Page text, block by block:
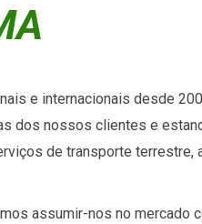
e internacionais desde
dos nossos clientes e
de transporte terrestre,
assumir-nos no mercado